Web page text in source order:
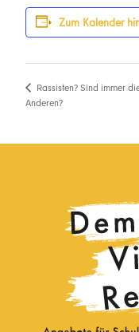
Zum Kalender
Rassisten? Sind immer
Anderen?